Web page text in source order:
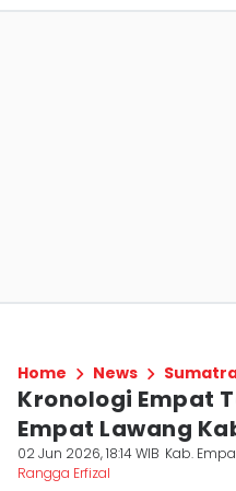
Home News
Kronologi Empat
Empat Lawang
02 Jun 2026, 18:14 WIB Kab.
Rangga Erfizal